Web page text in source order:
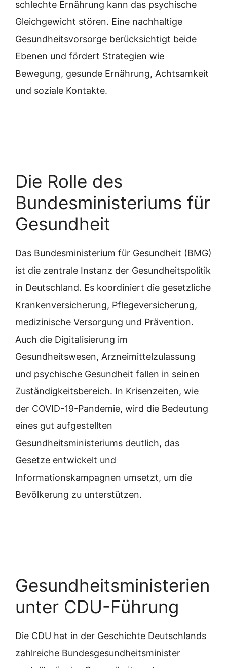
schlechte Ernährung kann das psychische
Gleichgewicht stören. Eine nachhaltige
Gesundheitsvorsorge berücksichtigt beide
Ebenen und fördert Strategien wie
Bewegung, gesunde Ernährung, Achtsamkeit
und soziale Kontakte.
Die Rolle des
Bundesministeriums für
Gesundheit
Das Bundesministerium für Gesundheit (BMG)
ist die zentrale Instanz der Gesundheitspolitik
in Deutschland. Es koordiniert die gesetzliche
Krankenversicherung, Pflegeversicherung,
medizinische Versorgung und Prävention.
Auch die Digitalisierung im
Gesundheitswesen, Arzneimittelzulassung
und psychische Gesundheit fallen in seinen
Zuständigkeitsbereich. In Krisenzeiten, wie
der COVID-19-Pandemie, wird die Bedeutung
eines gut aufgestellten
Gesundheitsministeriums deutlich, das
Gesetze entwickelt und
Informationskampagnen umsetzt, um die
Bevölkerung zu unterstützen.
Gesundheitsministerien
unter CDU-Führung
Die CDU hat in der Geschichte Deutschlands
zahlreiche Bundesgesundheitsminister